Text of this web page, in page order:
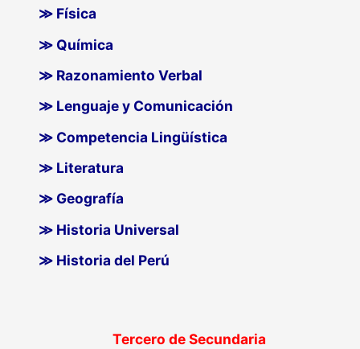
≫ Física
≫ Química
≫ Razonamiento Verbal
≫ Lenguaje y Comunicación
≫ Competencia Lingüística
≫ Literatura
≫ Geografía
≫ Historia Universal
≫ Historia del Perú
Tercero de Secundaria